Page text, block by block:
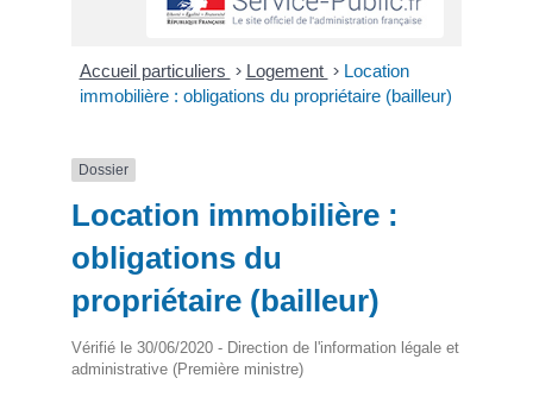
Accueil particuliers > Logement > Location
immobilière : obligations du propriétaire (bailleur)
Dossier
Location immobilière :
obligations du
propriétaire (bailleur)
Vérifié le 30/06/2020 - Direction de l'information légale et
administrative (Première ministre)